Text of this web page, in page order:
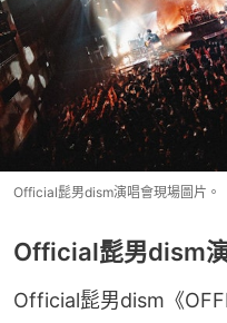
Official髭男dism演唱會現場圖片。
Official髭男dism
Official髭男dism《